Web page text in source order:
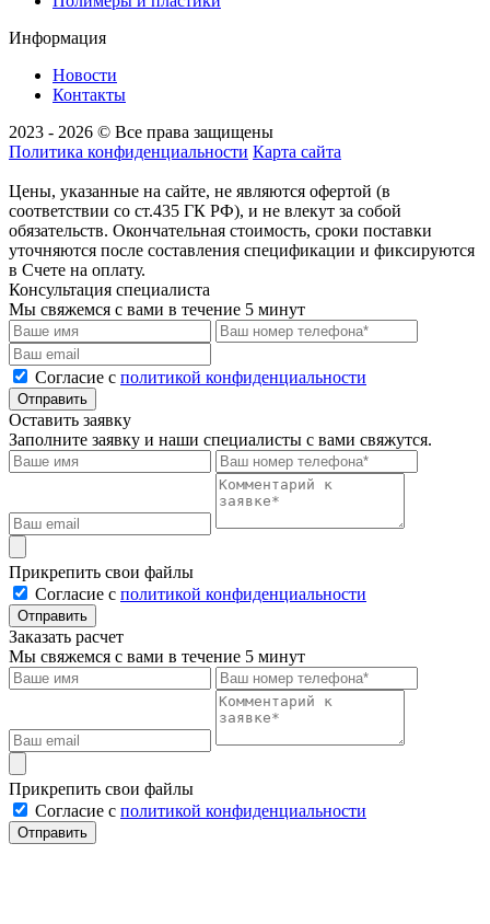
Информация
Новости
Контакты
2023 - 2026 © Все права защищены
Политика конфиденциальности Карта сайта
Цены, указанные на сайте, не являются офертой (в
соответствии со ст.435 ГК РФ), и не влекут за собой
обязательств. Окончательная стоимость, сроки поставки
уточняются после составления спецификации и фиксируются
в Счете на оплату.
Консультация специалиста
Мы свяжемся с вами в течение 5 минут
Cогласие с политикой конфиденциальности
Отправить
Оставить заявку
Заполните заявку и наши специалисты с вами свяжутся.
Прикрепить свои файлы
Cогласие с политикой конфиденциальности
Отправить
Заказать расчет
Мы свяжемся с вами в течение 5 минут
Прикрепить свои файлы
Cогласие с политикой конфиденциальности
Отправить